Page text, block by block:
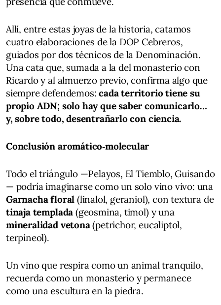
Allí, entre estas joyas de la historia, catamos
cuatro elaboraciones de la DOP Cebreros,
guiados por dos técnicos de la Denominación.
Una cata que, sumada a la del monasterio con
Ricardo y al almuerzo previo, confirma algo que
siempre defendemos:cada territorio tiene su
propio ADN; solo hay que saber comunicarlo…
y, sobre todo, desentrañarlo con ciencia.
Conclusión aromático‑molecular
Todo el triángulo —Pelayos, El Tiemblo, Guisando
— podría imaginarse como un solo vino vivo: una
Garnacha floral (linalol, geraniol), con textura de
tinaja templada (geosmina, timol) y una
mineralidad vetona(petrichor, eucaliptol,
terpineol).
Un vino que respira como un animal tranquilo,
recuerda como un monasterio y permanece
como una escultura en la piedra.